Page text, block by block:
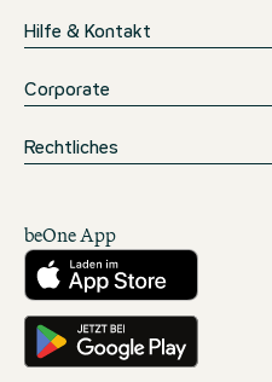
Hilfe & Kontakt
Corporate
Rechtliches
beOne App
Herunterladen aus dem
Hole es dir auf Google Play